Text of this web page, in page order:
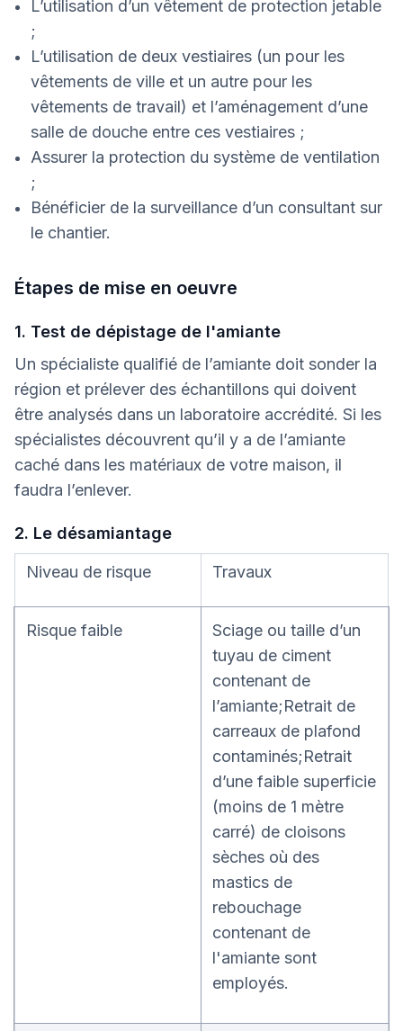
L’utilisation d’un vêtement de protection jetable
;
L’utilisation de deux vestiaires (un pour les
vêtements de ville et un autre pour les
vêtements de travail) et l’aménagement d’une
salle de douche entre ces vestiaires ;
Assurer la protection du système de ventilation
;
Bénéficier de la surveillance d’un consultant sur
le chantier.
Étapes de mise en oeuvre
1. Test de dépistage de l'amiante
Un spécialiste qualifié de l’amiante doit sonder la
région et prélever des échantillons qui doivent
être analysés dans un laboratoire accrédité. Si les
spécialistes découvrent qu’il y a de l’amiante
caché dans les matériaux de votre maison, il
faudra l’enlever.
2. Le désamiantage
Niveau de risque Travaux
Risque faible
Sciage ou taille d’un
tuyau de ciment
contenant de
l’amiante;Retrait de
carreaux de plafond
contaminés;Retrait
d’une faible superficie
(moins de 1 mètre
carré) de cloisons
sèches où des
mastics de
rebouchage
contenant de
l'amiante sont
employés.